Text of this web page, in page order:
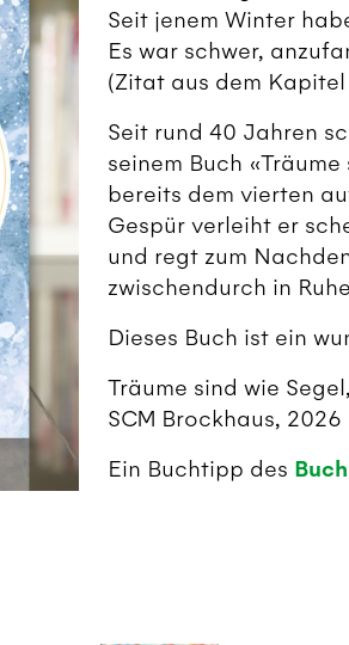
Seit jenem Winter
Es war schwer,
(Zitat aus dem
Seit rund 40 Jahren
seinem Buch
bereits dem vierten
Gespür verleiht er
und regt zum
zwischendurch in
Dieses Buch ist ein
Träume sind wie
SCM Brockhaus, 2026
Ein Buchtipp des